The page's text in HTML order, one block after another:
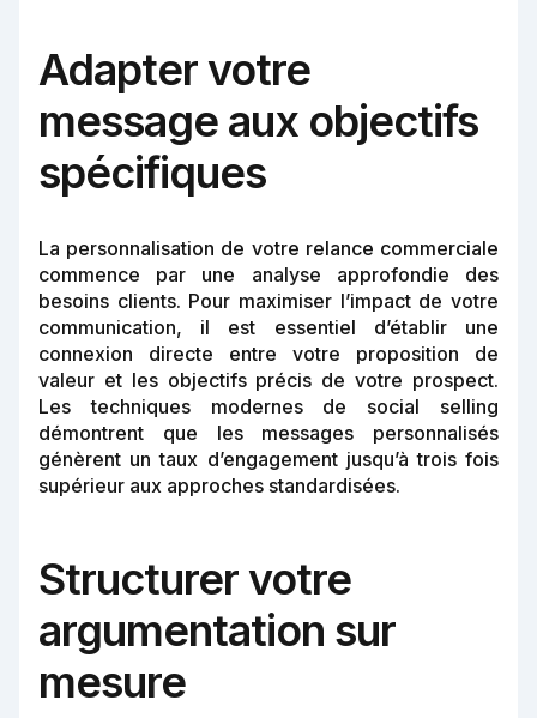
Adapter votre
message aux objectifs
spécifiques
La personnalisation de votre relance commerciale
commence par une analyse approfondie des
besoins clients. Pour maximiser l’impact de votre
communication, il est essentiel d’établir une
connexion directe entre votre proposition de
valeur et les objectifs précis de votre prospect.
Les techniques modernes de social selling
démontrent que les messages personnalisés
génèrent un taux d’engagement jusqu’à trois fois
supérieur aux approches standardisées.
Structurer votre
argumentation sur
mesure